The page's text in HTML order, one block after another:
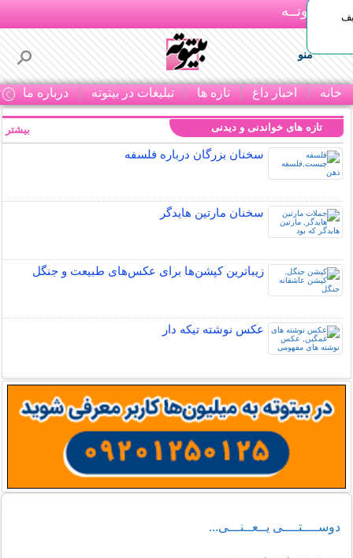
بـیتوتــه
منو
خانه اخبار داغ تازه ها تبلیغات در بیتوته درباره ما
تازه های خواندنی و دیدنی
سخنان بزرگان درباره فلسفه
سخنان مارتین هایدگر
زیباترین کپشن‌ها برای عکس‌های طبیعت و جنگل
عکس نوشته تیکه دار
بیشتر
دوســــتــــی یــعــنـــی...